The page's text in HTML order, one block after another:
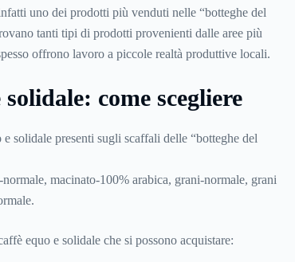
uno dei prodotti più venduti nelle “botteghe del
tanti tipi di prodotti provenienti dalle aree più
offrono lavoro a piccole realtà produttive locali.
come scegliere
solidale presenti sugli scaffali delle “botteghe del
macinato-100% arabica, grani-normale, grani
equo e solidale che si possono acquistare: